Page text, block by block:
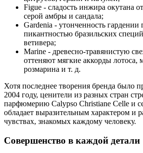
Figue - сладость инжира окутана
серой амбры и сандала;
Gardenia - утонченность гардении
пикантностью бразильских
ветивера;
Marine - древесно-травянистую
оттеняют мягкие аккорды лотоса,
розмарина и т. д.
Хотя последнее творения бренда было
2004 году, ценители из разных стран
парфюмерию Calypso Christiane Celle и
обладает выразительным характером и
чувствах, знакомых каждому человеку.
Совершенство в каждой детали